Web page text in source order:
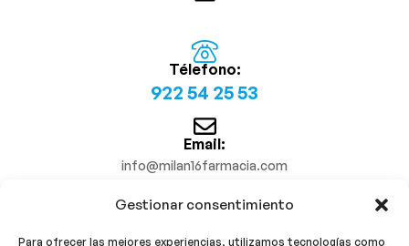
Gestionar consentimiento
Para ofrecer las mejores experiencias, utilizamos tecnologías como
Télefono:
922 54 25 53
Email:
info@milan16farmacia.com
¡Síguenos!